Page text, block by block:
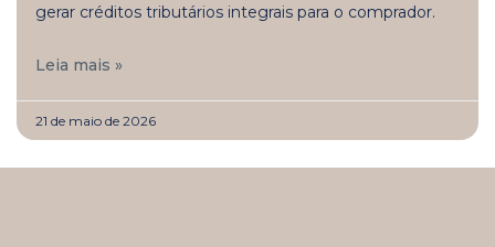
gerar créditos tributários integrais para o comprador.
Leia mais »
21 de maio de 2026